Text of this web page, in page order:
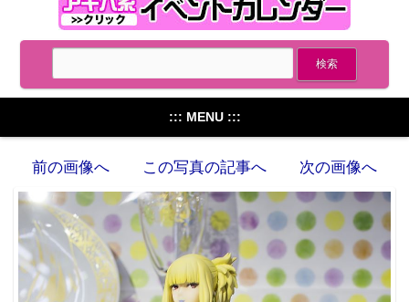
::: MENU :::
前の画像へ この写真の記事へ 次の画像へ